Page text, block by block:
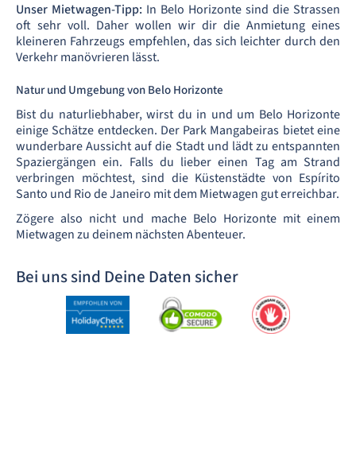
Unser Mietwagen-Tipp: In Belo Horizonte sind die Strassen
oft sehr voll. Daher wollen wir dir die Anmietung eines
kleineren Fahrzeugs empfehlen, das sich leichter durch den
Verkehr manövrieren lässt.
Natur und Umgebung von Belo Horizonte
Bist du naturliebhaber, wirst du in und um Belo Horizonte
einige Schätze entdecken. Der Park Mangabeiras bietet eine
wunderbare Aussicht auf die Stadt und lädt zu entspannten
Spaziergängen ein. Falls du lieber einen Tag am Strand
verbringen möchtest, sind die Küstenstädte von Espírito
Santo und Rio de Janeiro mit dem Mietwagen gut erreichbar.
Zögere also nicht und mache Belo Horizonte mit einem
Mietwagen zu deinem nächsten Abenteuer.
Bei uns sind Deine Daten sicher